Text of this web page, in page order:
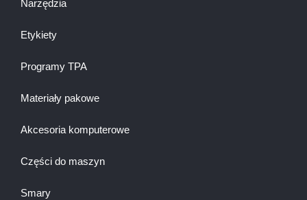
Narzędzia
Etykiety
Programy TPA
Materiały pakowe
Akcesoria komputerowe
Części do maszyn
Smary